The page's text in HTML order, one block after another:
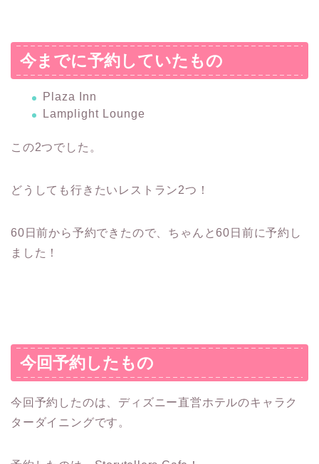
今までに予約していたもの
Plaza Inn
Lamplight Lounge
この2つでした。
どうしても行きたいレストラン2つ！
60日前から予約できたので、ちゃんと60日前に予約し
ました！
今回予約したもの
今回予約したのは、ディズニー直営ホテルのキャラク
ターダイニングです。